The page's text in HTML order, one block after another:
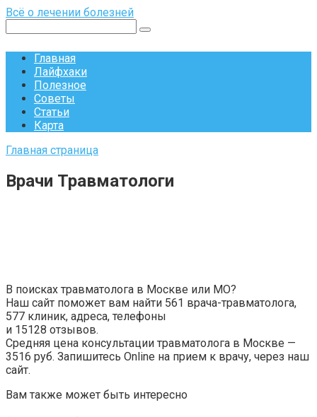
Перейти
контенту
Всё о лечении болезней
Главная
Лайфхаки
Полезное
Советы
Статьи
Карта
Главная страница
Врачи Травматологи
В поисках травматолога в Москве или МО?
Наш сайт поможет вам найти 561 врача-травматолога,
577 клиник, адреса, телефоны
и 15128 отзывов.
Средняя цена консультации травматолога в Москве —
3516 руб. Запишитесь Online на прием к врачу, через наш
сайт.
Вам также может быть интересно